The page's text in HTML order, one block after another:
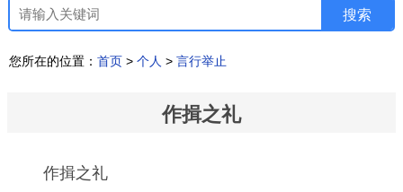
您所在的位置： 首页 > 个人 > 言行举止
作揖之礼
作揖之礼